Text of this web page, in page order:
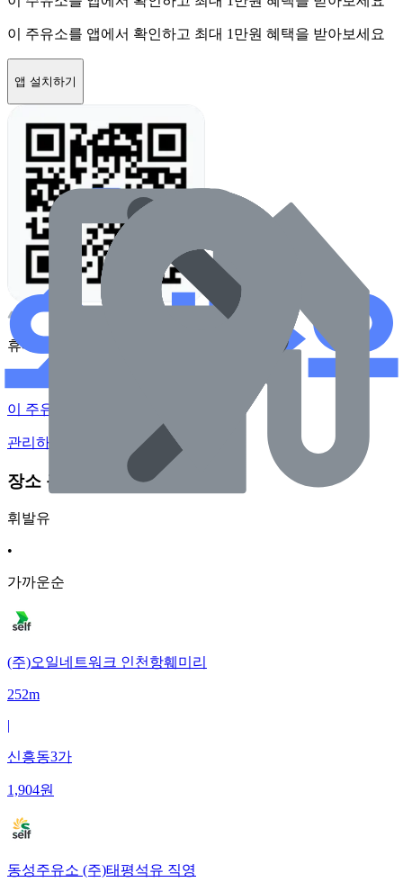
이 주유소를 앱에서 확인하고 최대 1만원 혜택을 받아보세요
앱 설치하기
휴대전화 카메라로 찍어보세요
이 주유소의 사장님이신가요?
관리하기
장소 근처 주유소
휘발유
•
가까운순
(주)오일네트워크 인천항훼미리
252m
|
신흥동3가
1,904원
동성주유소 (주)태평석유 직영